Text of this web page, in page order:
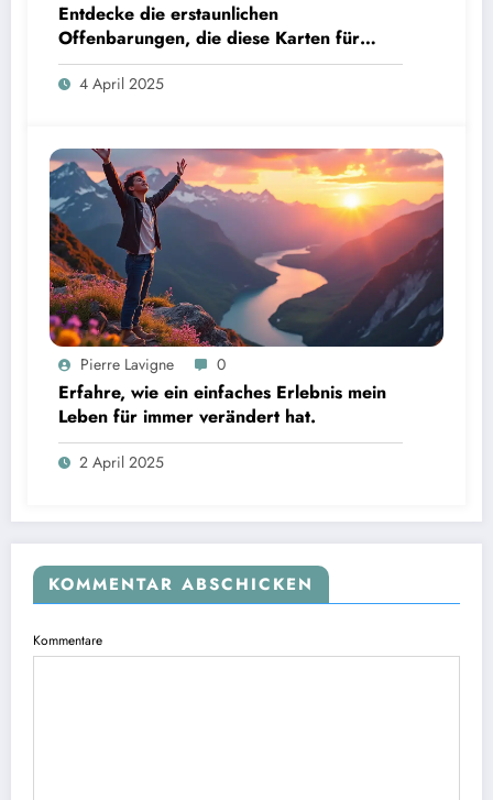
Entdecke die erstaunlichen
Offenbarungen, die diese Karten für
deine Zukunft bereithalten!
4 April 2025
Pierre Lavigne 0
Erfahre, wie ein einfaches Erlebnis mein
Leben für immer verändert hat.
2 April 2025
KOMMENTAR ABSCHICKEN
Kommentare